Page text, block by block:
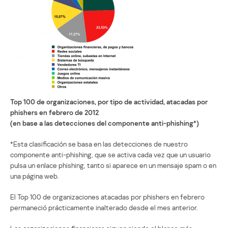
Top 100 de organizaciones, por tipo de actividad, atacadas por
phishers en febrero de 2012
(en base a las detecciones del componente anti-phishing*)
*Esta clasificación se basa en las detecciones de nuestro
componente anti-phishing, que se activa cada vez que un usuario
pulsa un enlace phishing, tanto si aparece en un mensaje spam o en
una página web.
El Top 100 de organizaciones atacadas por phishers en febrero
permaneció prácticamente inalterado desde el mes anterior.